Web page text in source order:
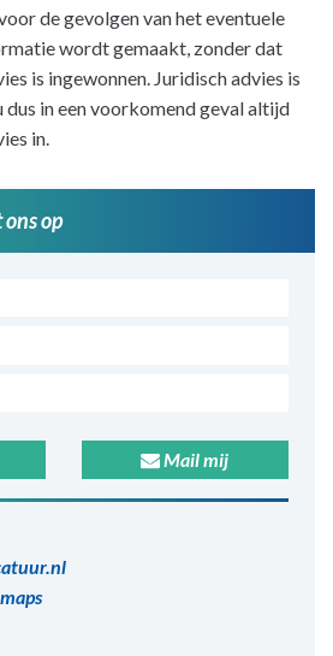
de gevolgen van het eventuele
wordt gemaakt, zonder dat
is ingewonnen. Juridisch advies is
in een voorkomend geval altijd
in.
op
Mail mij